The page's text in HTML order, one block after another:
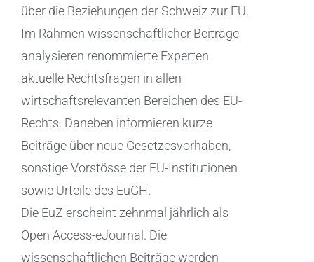
über die Beziehungen der Schweiz zur EU.
Im Rahmen wissenschaftlicher Beiträge
analysieren renommierte Experten
aktuelle Rechtsfragen in allen
wirtschaftsrelevanten Bereichen des EU-
Rechts. Daneben informieren kurze
Beiträge über neue Gesetzesvorhaben,
sonstige Vorstösse der EU-Institutionen
sowie Urteile des EuGH.
Die EuZ erscheint zehnmal jährlich als
Open Access-eJournal. Die
wissenschaftlichen Beiträge werden